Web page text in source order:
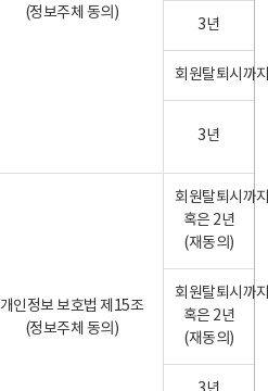
(정보주체 동의)
3년
회원탈퇴시까
3년
개인정보 보호법 제15조
(정보주체 동의)
회원탈퇴시까
혹은 2년
(재동의)
회원탈퇴시까
혹은 2년
(재동의)